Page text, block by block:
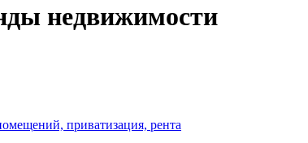
недвижимости
приватизация, рента